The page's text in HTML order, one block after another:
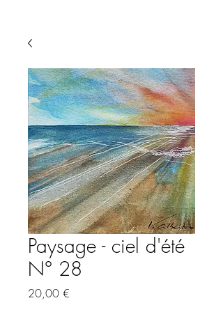
Paysage - ciel d'été
N° 28
20,00 €